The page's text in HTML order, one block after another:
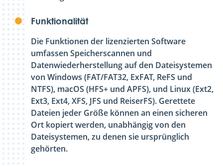
Funktionalität
Die Funktionen der lizenzierten Software
umfassen Speicherscannen und
Datenwiederherstellung auf den Dateisystemen
von Windows (FAT/FAT32, ExFAT, ReFS und
NTFS), macOS (HFS+ und APFS), und Linux (Ext2,
Ext3, Ext4, XFS, JFS und ReiserFS). Gerettete
Dateien jeder Größe können an einen sicheren
Ort kopiert werden, unabhängig von den
Dateisystemen, zu denen sie ursprünglich
gehörten.